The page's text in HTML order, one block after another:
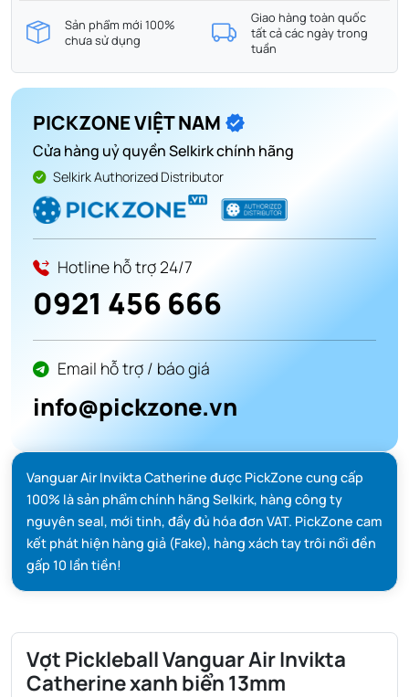
Sản phẩm mới 100%
chưa sử dụng
Giao hàng toàn quốc
tất cả các ngày trong
tuần
PICKZONE VIỆT NAM
Cửa hàng uỷ quyền Selkirk chính hãng
Selkirk Authorized Distributor
Hotline hỗ trợ 24/7
0921 456 666
Email hỗ trợ / báo giá
info@pickzone.vn
Vanguar Air Invikta Catherine được PickZone cung cấp
100% là sản phẩm chính hãng Selkirk, hàng công ty
nguyên seal, mới tinh, đầy đủ hóa đơn VAT. PickZone cam
kết phát hiện hàng giả (Fake), hàng xách tay trôi nổi đền
gấp 10 lần tiền!
Vợt Pickleball Vanguar Air Invikta
Catherine xanh biển 13mm